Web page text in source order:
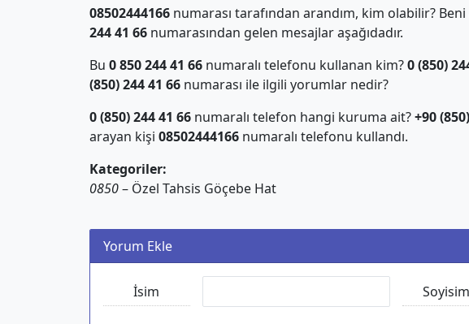
08502444166numarası tarafından arandım, kim olabilir?
244 41 66numarasından gelen mesajlar aşağıdadır.
Bu 0 850 244 41 66numaralı telefonu kullanan kim?0 (850)
(850) 244 41 66numarası ile ilgili yorumlar nedir?
0 (850) 244 41 66numaralı telefon hangi kuruma ait?+90
arayan kişi 08502444166numaralı telefonu kullandı.
Kategoriler:
0850– Özel Tahsis Göçebe Hat
Yorum Ekle
İsim Soyisim